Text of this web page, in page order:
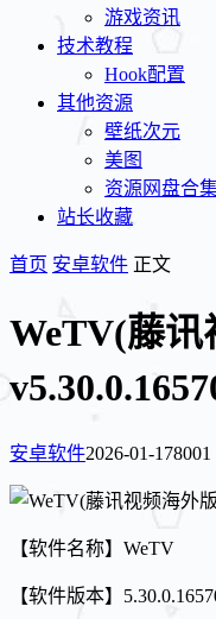
游戏资讯
技术教程
Hook配置
其他资源
壁纸次元
美图
资源网盘合
站长收藏
首页 安卓软件 正文
WeTV(藤讯
安卓软件2026-01-17
【软件名称】WeTV
【软件版本】